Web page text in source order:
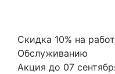
Скидка 10% на
Обслуживанию
Акция до 07